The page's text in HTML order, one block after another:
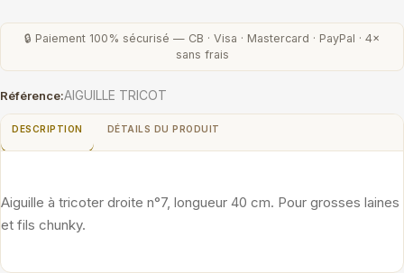
🔒 Paiement 100% sécurisé — CB · Visa · Mastercard · PayPal · 4×
sans frais
Référence:AIGUILLE TRICOT
DESCRIPTION DÉTAILS DU PRODUIT
Aiguille à tricoter droite n°7, longueur 40 cm. Pour grosses laines
et fils chunky.